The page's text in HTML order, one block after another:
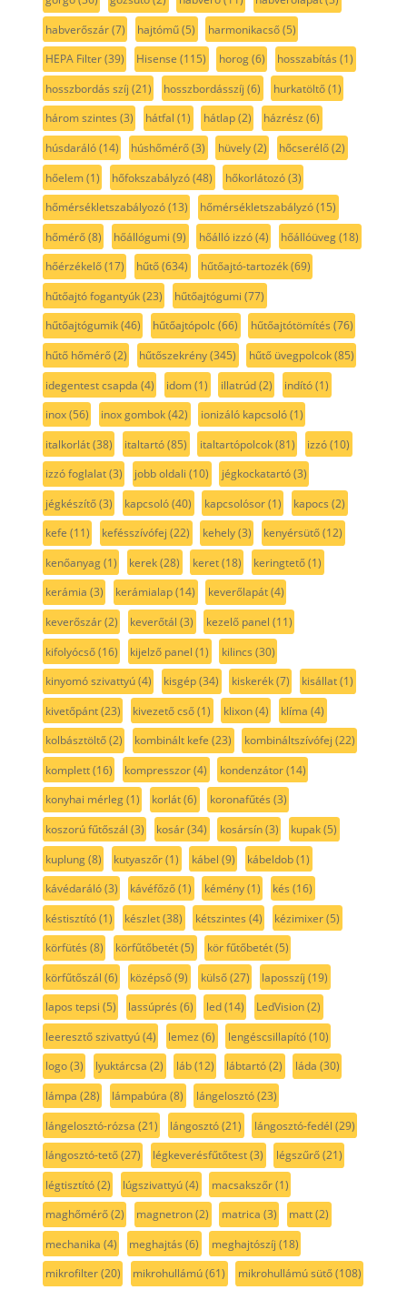
habverőszár(7) hajtómű(5) harmonikacső(5)
HEPA Filter(39) Hisense (115) horog(6) hosszabítás (1)
hosszbordás szíj (21) hosszbordásszíj (6) hurkatöltő(1)
három szintes (3) hátfal (1) hátlap(2) házrész (6)
húsdaráló(14) húshőmérő(3) hüvely(2) hőcserélő(2)
hőelem(1) hőfokszabályzó(48) hőkorlátozó(3)
hőmérsékletszabályozó(13) hőmérsékletszabályzó(15)
hőmérő(8) hőállógumi (9) hőálló izzó(4) hőállóüveg(18)
hőérzékelő(17) hűtő(634) hűtőajtó-tartozék(69)
hűtőajtó fogantyúk(23) hűtőajtógumi (77)
hűtőajtógumik(46) hűtőajtópolc(66) hűtőajtótömítés (76)
hűtő hőmérő(2) hűtőszekrény(345) hűtő üvegpolcok(85)
idegentest csapda (4) idom(1) illatrúd(2) indító(1)
inox(56) inox gombok(42) ionizáló kapcsoló(1)
italkorlát(38) italtartó(85) italtartópolcok(81) izzó(10)
izzó foglalat(3) jobb oldali (10) jégkockatartó(3)
jégkészítő(3) kapcsoló(40) kapcsolósor(1) kapocs (2)
kefe (11) kefésszívófej (22) kehely(3) kenyérsütő(12)
kenőanyag(1) kerek(28) keret(18) keringtető(1)
kerámia (3) kerámialap(14) keverőlapát(4)
keverőszár(2) keverőtál (3) kezelő panel (11)
kifolyócső(16) kijelző panel (1) kilincs (30)
kinyomó szivattyú(4) kisgép(34) kiskerék(7) kisállat(1)
kivetőpánt(23) kivezető cső(1) klixon(4) klíma (4)
kolbásztöltő(2) kombinált kefe (23) kombináltszívófej (22)
komplett(16) kompresszor(4) kondenzátor(14)
konyhai mérleg(1) korlát(6) koronafűtés (3)
koszorú fűtőszál (3) kosár(34) kosársín(3) kupak(5)
kuplung(8) kutyaszőr(1) kábel (9) kábeldob(1)
kávédaráló(3) kávéfőző(1) kémény(1) kés (16)
késtisztító(1) készlet(38) kétszintes (4) kézimixer(5)
körfütés (8) körfűtőbetét(5) kör fűtőbetét(5)
körfűtőszál (6) középső(9) külső(27) laposszíj (19)
lapos tepsi (5) lassúprés (6) led(14) LedVision(2)
leeresztő szivattyú(4) lemez (6) lengéscsillapító(10)
logo(3) lyuktárcsa (2) láb(12) lábtartó(2) láda (30)
lámpa (28) lámpabúra (8) lángelosztó(23)
lángelosztó-rózsa (21) lángosztó(21) lángosztó-fedél (29)
lángosztó-tető(27) légkeverésfűtőtest(3) légszűrő(21)
légtisztító(2) lúgszivattyú(4) macsakszőr(1)
maghőmérő(2) magnetron(2) matrica (3) matt(2)
mechanika (4) meghajtás (6) meghajtószíj (18)
mikrofilter(20) mikrohullámú(61) mikrohullámú sütő(108)